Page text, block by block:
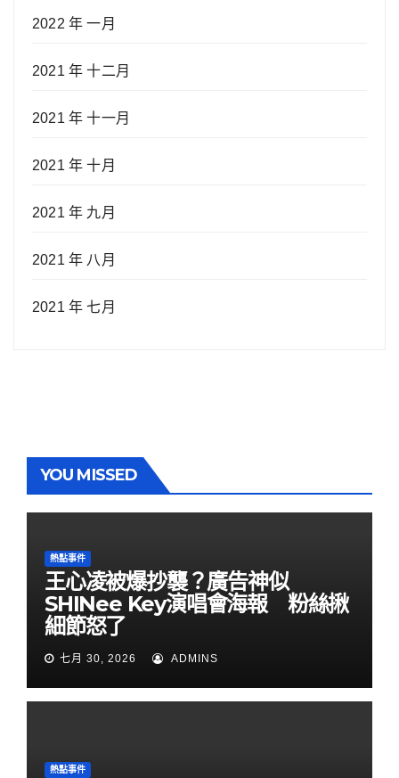
2022 年 一月
2021 年 十二月
2021 年 十一月
2021 年 十月
2021 年 九月
2021 年 八月
2021 年 七月
YOU MISSED
熱點事件
王心凌被爆抄襲？廣告神似
SHINee Key演唱會海報 粉絲揪
細節怒了
七月 30, 2026 ADMINS
熱點事件